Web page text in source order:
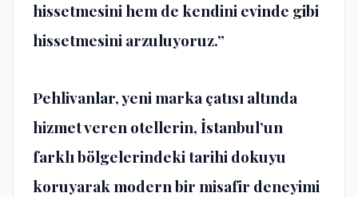
hissetmesini hem de kendini evinde gibi
hissetmesini arzuluyoruz.”
Pehlivanlar, yeni marka çatısı altında
hizmet veren otellerin, İstanbul’un
farklı bölgelerindeki tarihi dokuyu
koruyarak modern bir misafir deneyimi